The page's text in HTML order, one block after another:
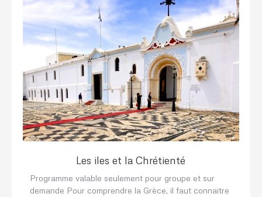
Les iles et la Chrétienté
Programme valable seulement pour groupe et sur
demande Pour comprendre la Grèce, il faut connaitre